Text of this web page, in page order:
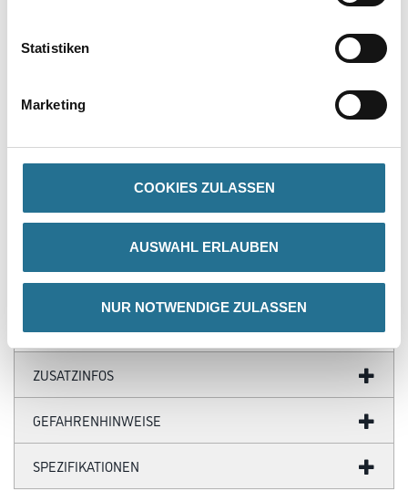
Statistiken
Marketing
COOKIES ZULASSEN
AUSWAHL ERLAUBEN
NUR NOTWENDIGE ZULASSEN
ZUSATZINFOS
GEFAHRENHINWEISE
SPEZIFIKATIONEN